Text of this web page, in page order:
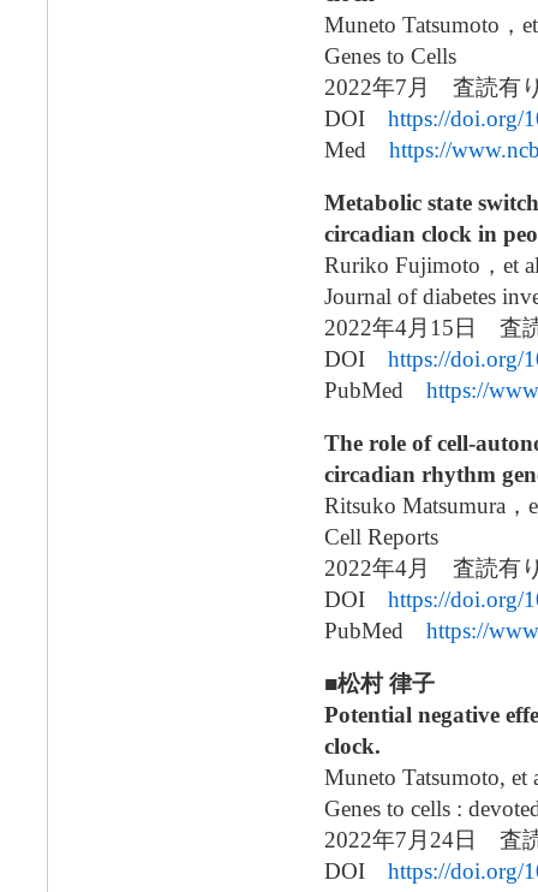
Muneto Tatsumoto，
Genes to Cells
2022年7月 査読
DOI https://doi.org/
Med https://
Metabolic state
circadian clock in
Ruriko Fujimoto，et
Journal of diabetes
2022年4月15日 査
DOI https://doi.org/
PubMed https://
The role of cell-
circadian rhythm
Ritsuko Matsumura，
Cell Reports
2022年4月 査読
DOI https://doi.org/
PubMed https://
■松村 律子
Potential negative
clock.
Muneto Tatsumoto, et
Genes to cells :
2022年7月24日 査
DOI https://doi.org/